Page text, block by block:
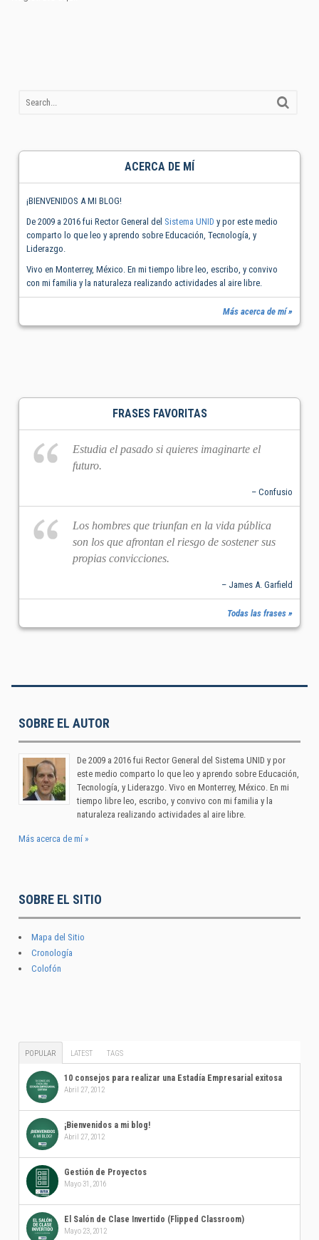
ACERCA DE MÍ
¡BIENVENIDOS A MI BLOG!
De 2009 a 2016 fui Rector General del Sistema UNID y por este medio
comparto lo que leo y aprendo sobre Educación, Tecnología, y
Liderazgo.
Vivo en Monterrey, México. En mi tiempo libre leo, escribo, y convivo
con mi familia y la naturaleza realizando actividades al aire libre.
Más acerca de mí »
FRASES FAVORITAS
Estudia el pasado si quieres imaginarte el
futuro.
– Confusio
Los hombres que triunfan en la vida pública
son los que afrontan el riesgo de sostener sus
propias convicciones.
– James A. Garfield
Todas las frases »
SOBRE EL AUTOR
De 2009 a 2016 fui Rector General del Sistema UNID y por
este medio comparto lo que leo y aprendo sobre Educación,
Tecnología, y Liderazgo. Vivo en Monterrey, México. En mi
tiempo libre leo, escribo, y convivo con mi familia y la
naturaleza realizando actividades al aire libre.
Más acerca de mí »
SOBRE EL SITIO
Mapa del Sitio
Cronología
Colofón
POPULAR LATEST TAGS
10 consejos para realizar una Estadía Empresarial exitosa
Abril 27, 2012
¡Bienvenidos a mi blog!
Abril 27, 2012
Gestión de Proyectos
Mayo 31, 2016
El Salón de Clase Invertido (Flipped Classroom)
Mayo 23, 2012